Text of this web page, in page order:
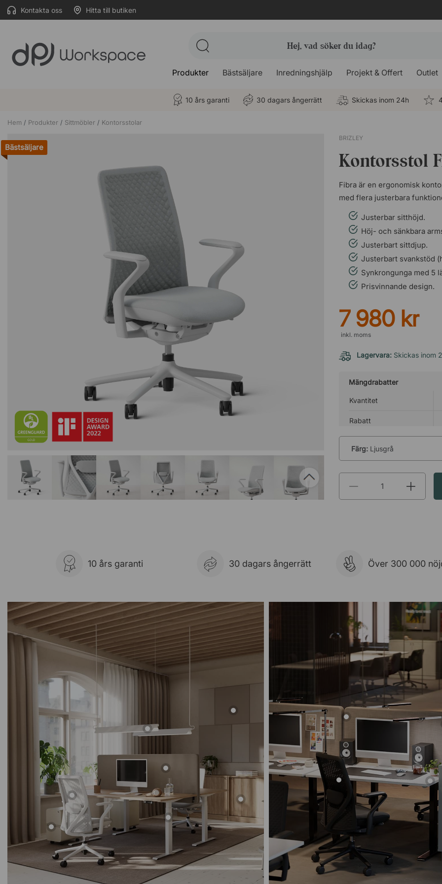
Kontakta oss Hitta till butiken
Produkter Bästsäljare Inredningshjälp Projekt & Offert Outlet
10 års garanti 30 dagars ångerrätt Skickas inom 24h
Hem Produkter Sittmöbler Kontorsstolar
Bästsäljare
BRIZLEY
Kontorsstol
Fibra är en ergonomisk
med flera justerbara
Justerbar sitthöjd.
Höj- och sänkbara
Justerbart sittdjup.
Justerbart svankstöd
Synkrongunga med 5
Prisvinnande design.
7 980 kr
inkl. moms
Lagervara: Skickas inom
Mängdrabatter
Kvantitet
Rabatt
automatiskt i kassan utifrån det
produkten rekommenderar vi
Färg: Ljusgrå
10 års garanti 30 dagars ångerrätt Över 300 000